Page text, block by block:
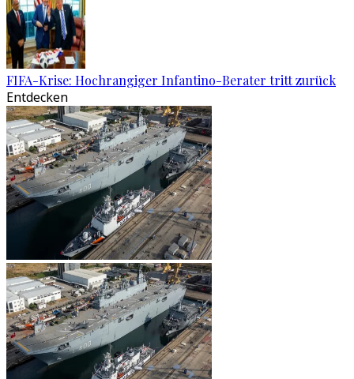
FIFA-Krise: Hochrangiger Infantino-Berater tritt zurück
Entdecken